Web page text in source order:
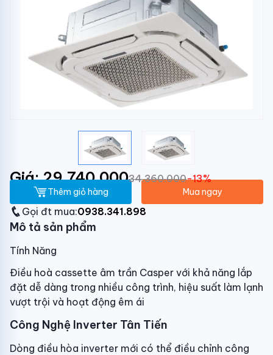
Giá: 29.740.00034.360.000-13%
Thêm giỏ hàng Mua ngay
Gọi đt mua:0938.341.898
Mô tả sản phẩm
Tính Năng
Điều hoà cassette âm trần Casper với khả năng lắp
đặt dễ dàng trong nhiều công trình, hiệu suất làm lạnh
vượt trội và hoạt động êm ái
Công Nghệ Inverter Tân Tiến
Dòng điều hòa inverter mới có thể điều chỉnh công